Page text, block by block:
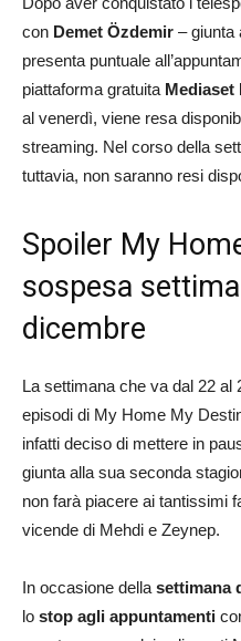
con Demet Özdemir – giunta
presenta puntuale
piattaforma gratuita Mediaset
al venerdì, viene resa
streaming. Nel corso della
tuttavia, non saranno resi
Spoiler My
sospesa
dicembre
La settimana che va dal 22 al
episodi di My Home My
infatti deciso di mettere in
giunta alla sua seconda
non farà piacere ai tantissimi
vicende di Mehdi e Zeynep.
In occasione della settimana
lo stop agli appuntamenti